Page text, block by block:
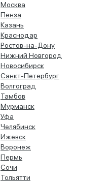
Москва
Пенза
Казань
Краснодар
Ростов-на-Дону
Нижний Новгород
Новосибирск
Санкт-Петербург
Волгоград
Тамбов
Мурманск
Уфа
Челябинск
Ижевск
Воронеж
Пермь
Сочи
Тольятти